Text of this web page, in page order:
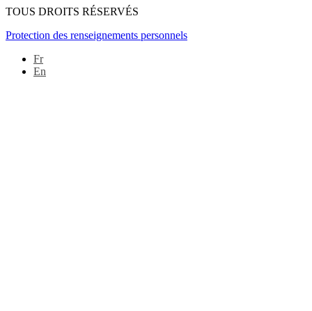
TOUS DROITS RÉSERVÉS
Protection des renseignements personnels
Fr
En